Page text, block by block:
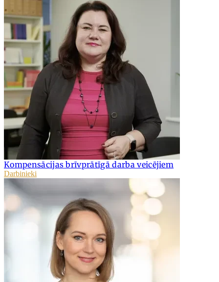
Kompensācijas brīvprātīgā darba veicējiem
Darbinieki